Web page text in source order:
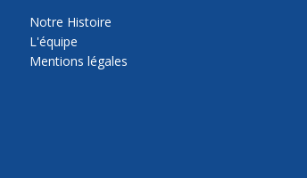
Notre Histoire
L'équipe
Mentions légales